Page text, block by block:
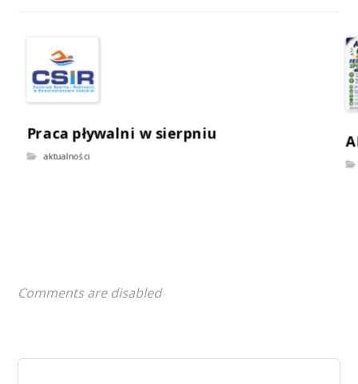
Praca pływalni w sierpniu
aktualności
Comments are disabled